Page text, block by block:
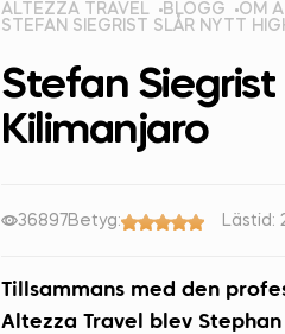
ALTEZZA TRAVEL BLOGG
OM
STEFAN SIEGRIST SLÅR NYTT
Stefan
Kilimanjaro
36897Betyg: Lästid:
Tillsammans med den
Altezza Travel blev